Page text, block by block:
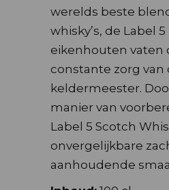
werelds beste
whisky’s, de Label
eikenhouten vaten
constante zorg van
keldermeester.
manier van
Label 5 Scotch
onvergelijkbare
aanhoudende